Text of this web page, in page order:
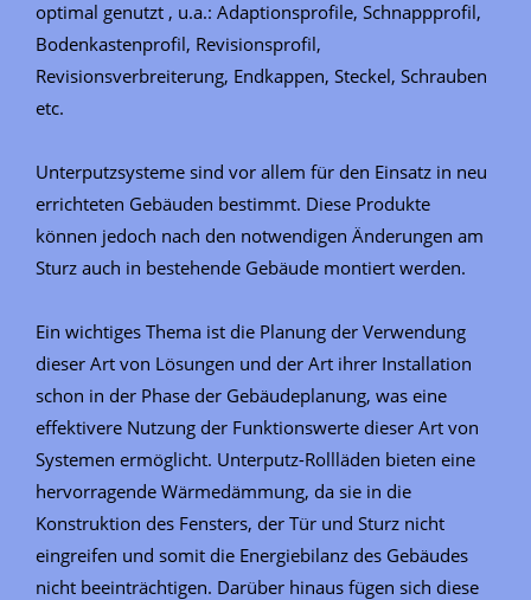
optimal genutzt , u.a.: Adaptionsprofile, Schnappprofil,
Bodenkastenprofil, Revisionsprofil,
Revisionsverbreiterung, Endkappen, Steckel, Schrauben
etc.
Unterputzsysteme sind vor allem für den Einsatz in neu
errichteten Gebäuden bestimmt. Diese Produkte
können jedoch nach den notwendigen Änderungen am
Sturz auch in bestehende Gebäude montiert werden.
Ein wichtiges Thema ist die Planung der Verwendung
dieser Art von Lösungen und der Art ihrer Installation
schon in der Phase der Gebäudeplanung, was eine
effektivere Nutzung der Funktionswerte dieser Art von
Systemen ermöglicht. Unterputz-Rollläden bieten eine
hervorragende Wärmedämmung, da sie in die
Konstruktion des Fensters, der Tür und Sturz nicht
eingreifen und somit die Energiebilanz des Gebäudes
nicht beeinträchtigen. Darüber hinaus fügen sich diese